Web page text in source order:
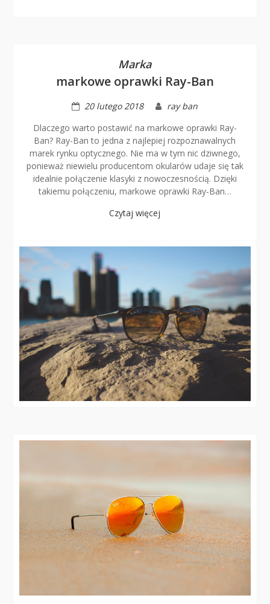
Marka
markowe oprawki Ray-Ban
20 lutego 2018
ray ban
Dlaczego warto postawić na markowe oprawki Ray-
Ban? Ray-Ban to jedna z najlepiej rozpoznawalnych
marek rynku optycznego. Nie ma w tym nic dziwnego,
ponieważ niewielu producentom okularów udaje się tak
idealnie połączenie klasyki z nowoczesnością. Dzięki
takiemu połączeniu, markowe oprawki Ray-Ban…
Czytaj więcej